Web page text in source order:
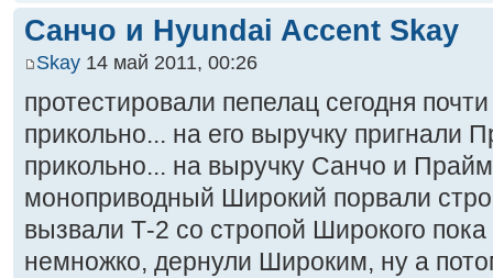
Санчо и Hyundai Accent Skay
Skay 14 май 2011, 00:26
протестировали пепелац сегодня
прикольно... на его выручку пригнали
прикольно... на выручку Санчо и
моноприводный Широкий порвали
вызвали Т-2 со стропой Широкого
немножко, дернули Широким, ну а